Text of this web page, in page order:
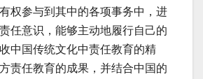
权参与到其中的各项事务中，进
任意识，能够主动地履行自己的
中国传统文化中责任教育的精
责任教育的成果，并结合中国的